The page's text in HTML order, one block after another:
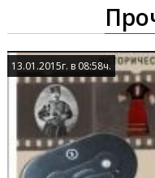
13.01.2015г. в 08:58ч.
13.01.2015г. в 08:58ч.